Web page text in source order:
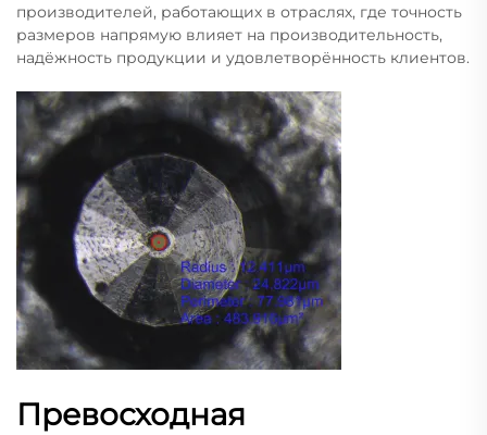
производителей, работающих в отраслях, где точность
размеров напрямую влияет на производительность,
надёжность продукции и удовлетворённость клиентов.
Превосходная